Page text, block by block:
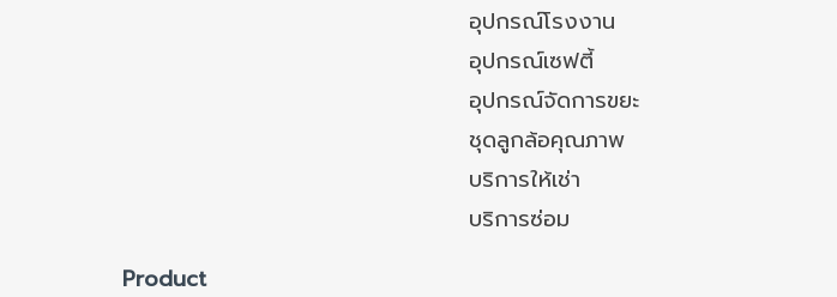
อุปกรณ์โรงงาน
อุปกรณ์เซฟตี้
อุปกรณ์จัดการขยะ
ชุดลูกล้อคุณภาพ
บริการให้เช่า
บริการซ่อม
Product